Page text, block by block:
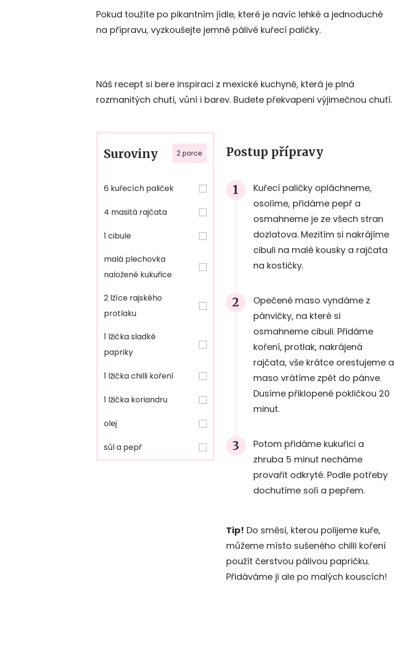
Pokud toužíte po pikantním jídle, které je navíc lehké a jednoduché
na přípravu, vyzkoušejte jemně pálivé kuřecí paličky.
Náš recept si bere inspiraci z mexické kuchyně, která je plná
rozmanitých chutí, vůní i barev. Budete překvapeni výjimečnou chutí.
Suroviny 2 porce
6 kuřecích paliček
4 masitá rajčata
1 cibule
malá plechovka
naložené kukuřice
2 lžíce rajského
protlaku
1 lžička sladké
papriky
1 lžička chilli koření
1 lžička koriandru
olej
sůl a pepř
Postup přípravy
Kuřecí paličky opláchneme,
osolíme, přidáme pepř a
osmahneme je ze všech stran
dozlatova. Mezitím si nakrájíme
cibuli na malé kousky a rajčata
na kostičky.
Opečené maso vyndáme z
pánvičky, na které si
osmahneme cibuli. Přidáme
koření, protlak, nakrájená
rajčata, vše krátce orestujeme a
maso vrátíme zpět do pánve.
Dusíme přiklopené pokličkou 20
minut.
Potom přidáme kukuřici a
zhruba 5 minut necháme
provařit odkryté. Podle potřeby
dochutíme solí a pepřem.
Tip! Do směsi, kterou polijeme kuře,
můžeme místo sušeného chilli koření
použít čerstvou pálivou papričku.
Přidáváme ji ale po malých kouscích!